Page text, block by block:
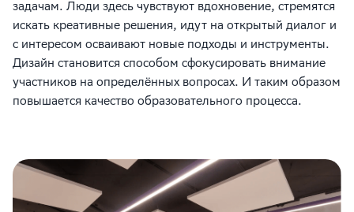
задачам. Люди здесь чувствуют вдохновение, стремятся
искать креативные решения, идут на открытый диалог и
с интересом осваивают новые подходы и инструменты.
Дизайн становится способом сфокусировать внимание
участников на определённых вопросах. И таким образом
повышается качество образовательного процесса.